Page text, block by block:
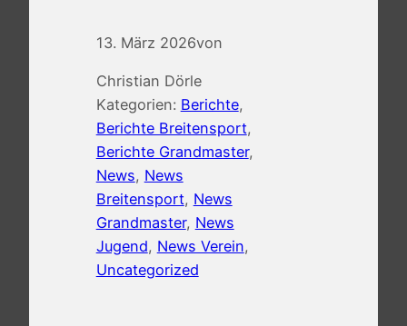
13. März 2026von
Christian Dörle
Kategorien: Berichte
Berichte Breitensport
Berichte Grandmaster
News, News
Breitensport, News
Grandmaster, News
Jugend, News Verein
Uncategorized